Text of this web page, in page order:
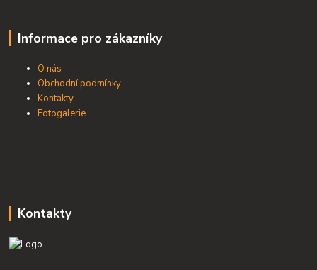
Informace pro zákazníky
O nás
Obchodní podmínky
Kontakty
Fotogalerie
Kontakty